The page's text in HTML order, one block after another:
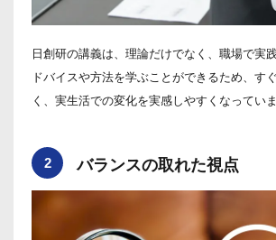
日創研の講義は、理論だけでなく、職場で実
ドバイスや方法を学ぶことができるため、す
く、実生活での変化を実感しやすくなっていま
2 バランスの取れた視点